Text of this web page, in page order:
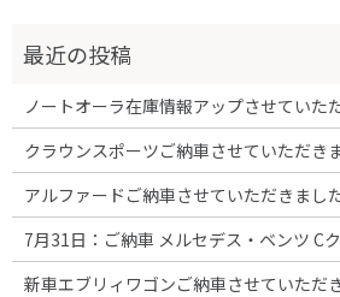
ノートオーラ在庫情報アップさせていた
クラウンスポーツご納車させていただき
アルファードご納車させていただきまし
7月31日：ご納車 メルセデス・ベンツ C
新車エブリィワゴンご納車させていただ